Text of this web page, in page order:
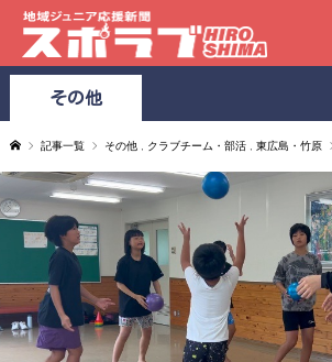
その他
記事一覧 その他 クラブチーム・部活 ,東広島・竹原